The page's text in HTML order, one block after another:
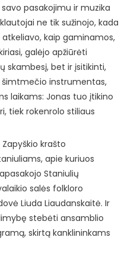
pasakojimu ir muzika
ne tik sužinojo, kada
atkeliavo, kaip gaminamos,
galėjo apžiūrėti
skambesį, bet ir įsitikinti,
šimtmečio instrumentas,
laikams: Jonas tuo įtikino
tiek rokenrolo stiliaus
krašto
apie kuriuos
Staniulių
salės folkloro
Liuda Liaudanskaitė. Ir
stebėti ansamblio
skirtą kanklininkams